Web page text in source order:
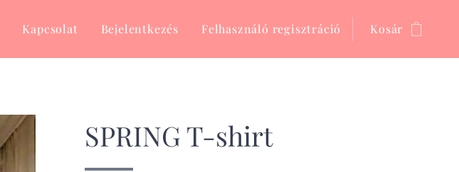
Kapcsolat Bejelentkezés Felhasználó regisztráció Kosár
SPRING T-shirt